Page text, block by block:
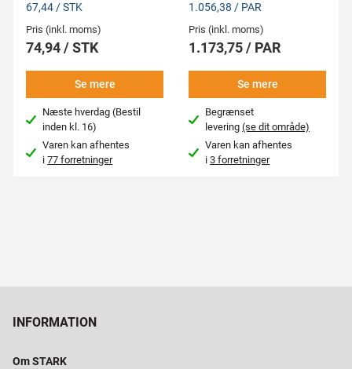
67,44 / STK
Pris (inkl. moms)
74,94 / STK
Se mere
Næste hverdag (Bestil
inden kl. 16)
Varen kan afhentes
i77 forretninger
1.056,38 / PAR
Pris (inkl. moms)
1.173,75 / PAR
Se mere
Begrænset
levering(se dit område)
Varen kan afhentes
i3 forretninger
INFORMATION
Om STARK